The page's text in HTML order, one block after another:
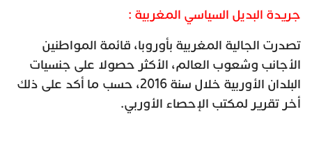
جريدة البديل السياسي المغربية :
تصدرت الجالية المغربية بأوروبا، قائمة المواطنين
الأجانب وشعوب العالم، الأكثر حصولا على جنسيات
البلدان الأوربية خلال سنة 2016، حسب ما أكد على ذلك
أخر تقرير لمكتب الإحصاء الأوربي.